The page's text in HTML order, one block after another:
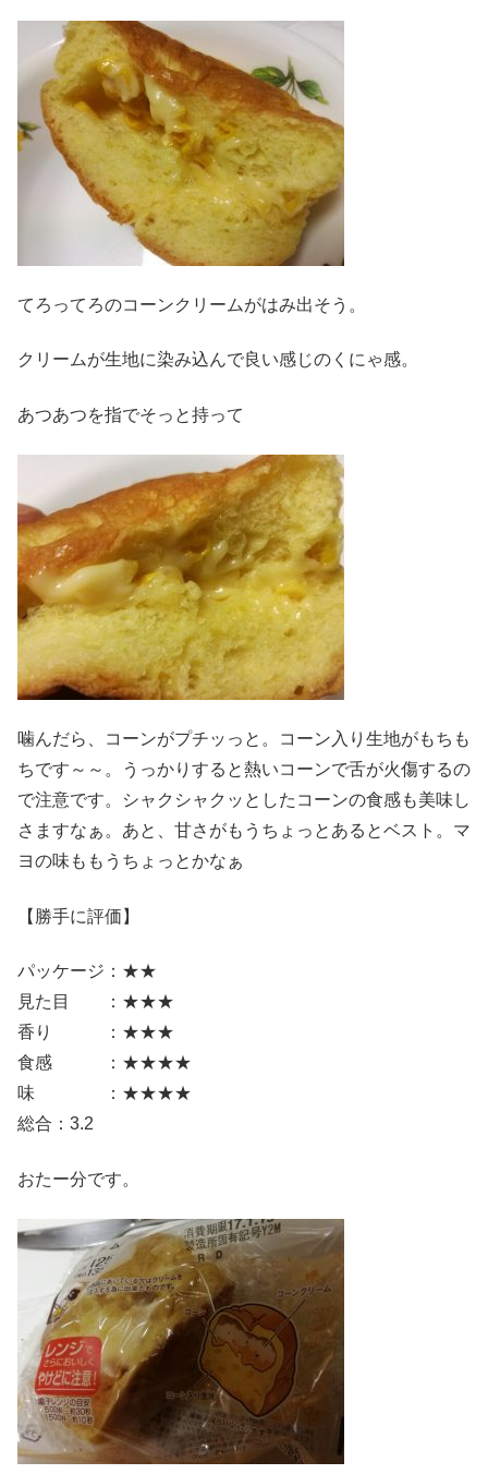
てろってろのコーンクリームがはみ出そう。
クリームが生地に染み込んで良い感じのくにゃ感。
あつあつを指でそっと持って
噛んだら、コーンがプチッっと。コーン入り生地がもちも
ちです～～。うっかりすると熱いコーンで舌が火傷するの
で注意です。シャクシャクッとしたコーンの食感も美味し
さますなぁ。あと、甘さがもうちょっとあるとベスト。マ
ヨの味ももうちょっとかなぁ
【勝手に評価】
パッケージ：★★
見た目 ：★★★
香り ：★★★
食感 ：★★★★
味 ：★★★★
総合：3.2
おたー分です。